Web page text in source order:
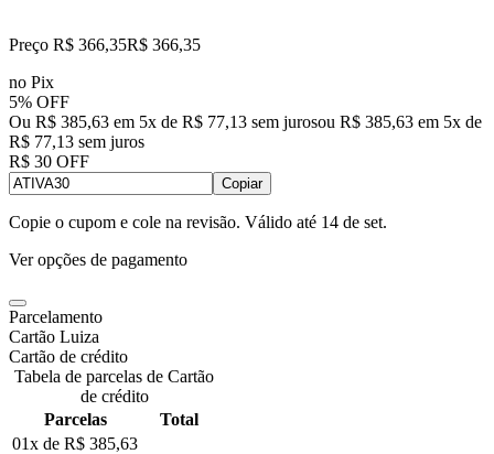
Preço R$ 366,35R$ 366,35
no Pix
5% OFF
Ou R$ 385,63 em 5x de R$ 77,13 sem jurosou R$ 385,63 em 5x de
R$ 77,13 sem juros
R$ 30 OFF
Copiar
Copie o cupom e cole na revisão. Válido até 14 de set.
Ver opções de pagamento
Parcelamento
Cartão Luiza
Cartão de crédito
Tabela de parcelas de Cartão
de crédito
Parcelas
Total
01x de R$ 385,63